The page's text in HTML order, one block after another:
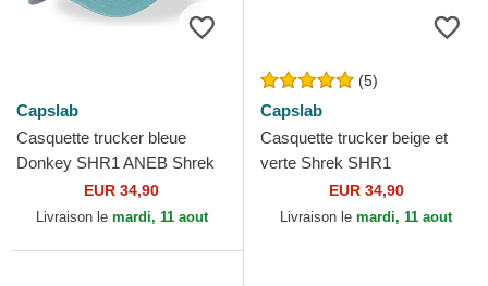
Capslab
Casquette trucker bleue
Donkey SHR1 ANEB Shrek
EUR 34,90
Livraison le mardi, 11 aout
(5)
Capslab
Casquette trucker beige et
verte Shrek SHR1
CPSPATCB Capslab
EUR 34,90
Livraison le mardi, 11 aout